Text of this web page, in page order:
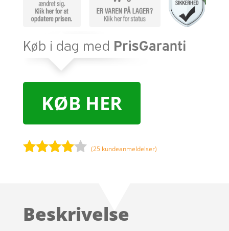
KØB HER
på
(25 kundeanmeldelser)
Beskrivelse